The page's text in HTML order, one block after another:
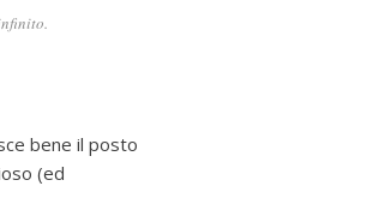
bene il posto
(ed